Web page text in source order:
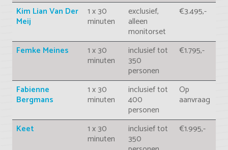
Kim Lian Van Der
Meij
1 x 30
minuten
exclusief,
alleen
monitorset
€3.495,-
Femke Meines 1 x 30
minuten
inclusief tot
350
personen
€1.795,-
Fabienne
Bergmans
1 x 30
minuten
inclusief tot
400
personen
Op
aanvraag
Keet 1 x 30
minuten
inclusief tot
350
€1.995,-